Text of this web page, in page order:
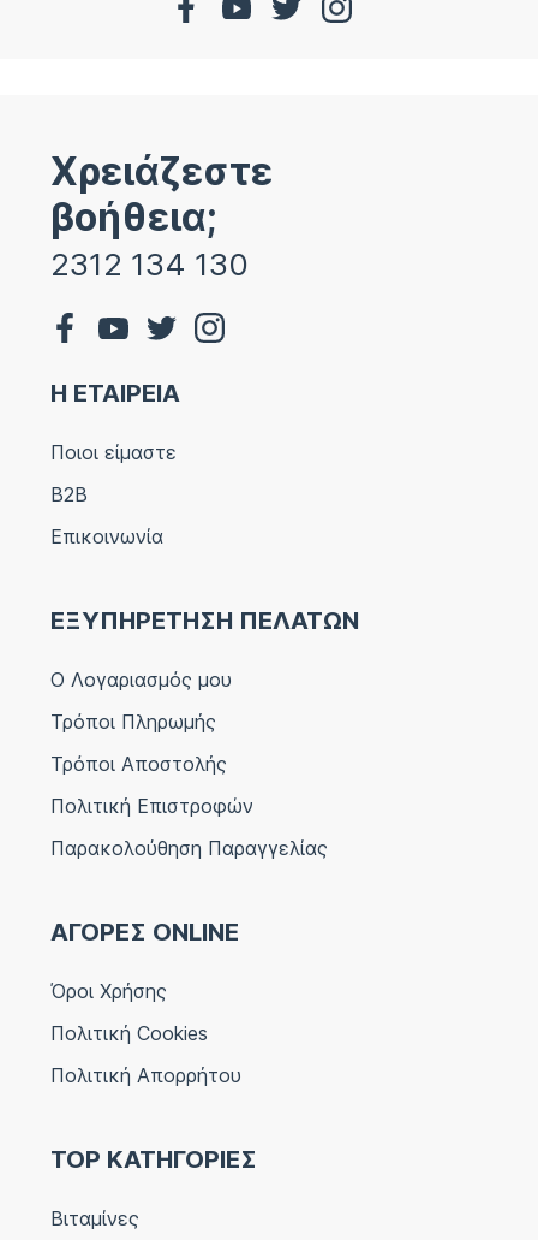
Χρειάζεστε
βοήθεια;
2312 134 130
Η ΕΤΑΙΡΕΙΑ
Ποιοι είμαστε
B2B
Επικοινωνία
ΕΞΥΠΗΡΕΤΗΣΗ ΠΕΛΑΤΩΝ
Ο Λογαριασμός μου
Τρόποι Πληρωμής
Τρόποι Αποστολής
Πολιτική Επιστροφών
Παρακολούθηση Παραγγελίας
ΑΓΟΡΕΣ ONLINE
Όροι Χρήσης
Πολιτική Cookies
Πολιτική Απορρήτου
TOP ΚΑΤΗΓΟΡΙΕΣ
Βιταμίνες